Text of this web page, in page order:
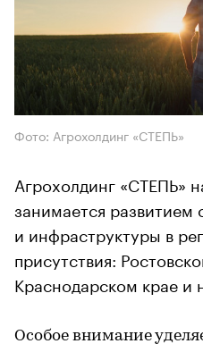
Фото: Агрохолдинг «СТЕПЬ»
Агрохолдинг «СТЕПЬ»
занимается развитием
и инфраструктуры в
присутствия:
Краснодарском крае и
Особое внимание